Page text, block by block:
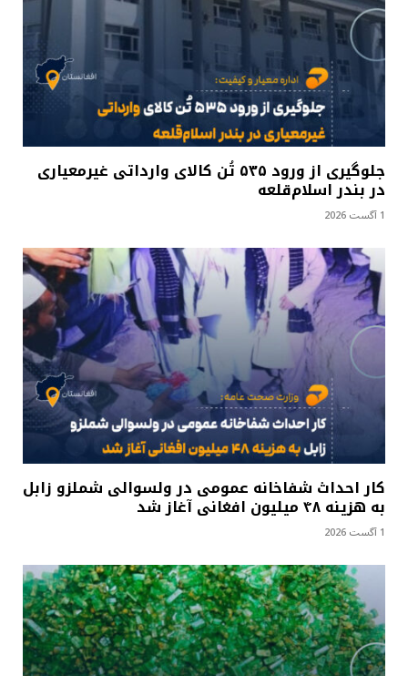
جلوگیری از ورود ۵۳۵ تُن کالای وارداتی غیرمعیاری
در بندر اسلام‌قلعه
1 آگست 2026
کار احداث شفاخانه عمومی در ولسوالی شملزو زابل
به هزینه ۴۸ میلیون افغانی آغاز شد
1 آگست 2026